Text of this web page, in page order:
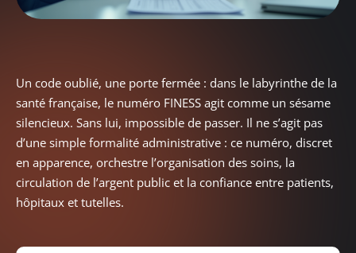
Un code oublié, une porte fermée : dans le labyrinthe de la
santé française, le numéro FINESS agit comme un sésame
silencieux. Sans lui, impossible de passer. Il ne s’agit pas
d’une simple formalité administrative : ce numéro, discret
en apparence, orchestre l’organisation des soins, la
circulation de l’argent public et la confiance entre patients,
hôpitaux et tutelles.